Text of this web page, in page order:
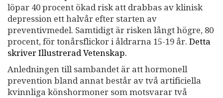
löpar 40 procent ökad risk att drabbas av klinisk
depression ett halvår efter starten av
preventivmedel. Samtidigt är risken långt högre, 80
procent, för tonårsflickor i åldrarna 15-19 år. Detta
skriver Illustrerad Vetenskap.
Anledningen till sambandet är att hormonell
prevention bland annat består av två artificiella
kvinnliga könshormoner som motsvarar två